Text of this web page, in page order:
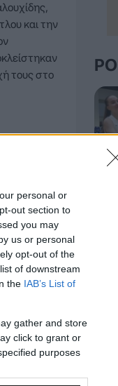
personal or
out section to
you may
us or personal
opt-out of the
of downstream
the IAB’s List of
gather and store
click to grant or
purposes
και την
τους στο